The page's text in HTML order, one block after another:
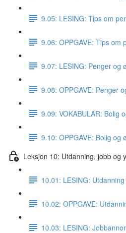
9.05: LESING: Tips om
9.06: OPPGAVE: Tips om
9.07: LESING: Penger og
9.08: OPPGAVE: Penger
9.09: VOKABULAR: Bolig
9.10: OPPGAVE: Bolig og
Leksjon 10: Utdanning, jobb og
10.01: LESING: Utdanning
10.02: OPPGAVE:
10.03: LESING: